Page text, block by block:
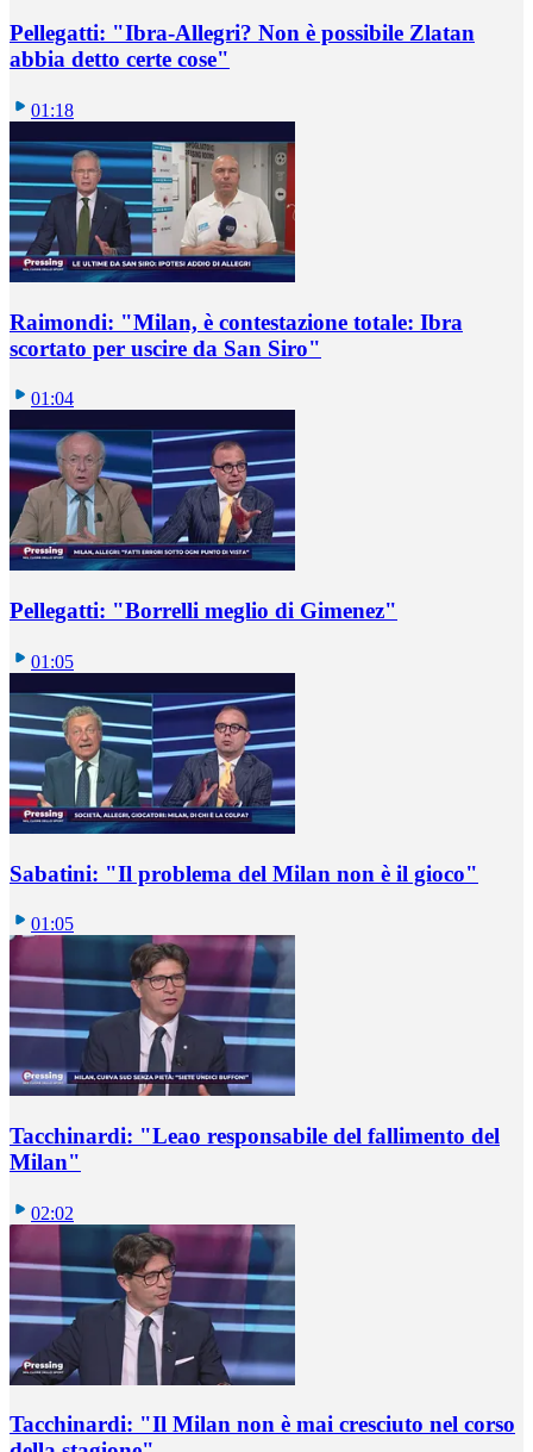
Pellegatti: "Ibra-Allegri? Non è possibile Zlatan
abbia detto certe cose"
01:18
Raimondi: "Milan, è contestazione totale: Ibra
scortato per uscire da San Siro"
01:04
Pellegatti: "Borrelli meglio di Gimenez"
01:05
Sabatini: "Il problema del Milan non è il gioco"
01:05
Tacchinardi: "Leao responsabile del fallimento del
Milan"
02:02
Tacchinardi: "Il Milan non è mai cresciuto nel corso